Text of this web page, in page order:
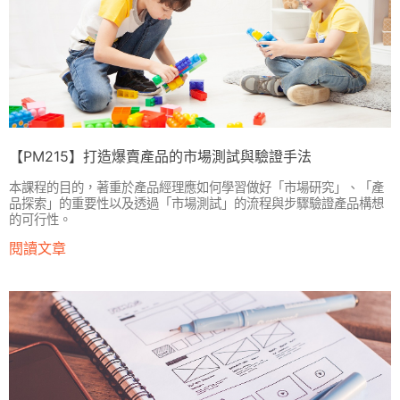
【PM215】打造爆賣產品的市場測試與驗證手法
本課程的目的，著重於產品經理應如何學習做好「市場研究」、「產
品探索」的重要性以及透過「市場測試」的流程與步驟驗證產品構想
的可行性。
閱讀文章